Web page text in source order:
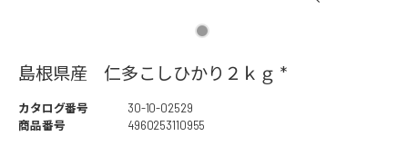
島根県産 仁多こしひかり２ｋｇ *
カタログ番号
30-10-02529
商品番号
4960253110955